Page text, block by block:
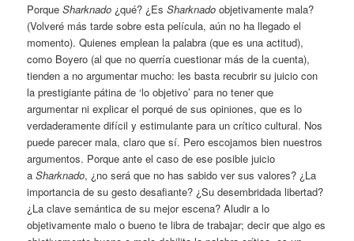
PorqueSharknado ¿qué? ¿EsSharknado objetivamente mala?
(Volveré más tarde sobre esta película, aún no ha llegado el
momento). Quienes emplean la palabra (que es una actitud),
como Boyero (al que no querría cuestionar más de la cuenta),
tienden a no argumentar mucho: les basta recubrir su juicio con
la prestigiante pátina de ‘lo objetivo’ para no tener que
argumentar ni explicar el porqué de sus opiniones, que es lo
verdaderamente difícil y estimulante para un crítico cultural. Nos
puede parecer mala, claro que sí. Pero escojamos bien nuestros
argumentos. Porque ante el caso de ese posible juicio
aSharknado, ¿no será que no has sabido ver sus valores? ¿La
importancia de su gesto desafiante? ¿Su desembridada libertad?
¿La clave semántica de su mejor escena? Aludir a lo
objetivamente malo o bueno te libra de trabajar; decir que algo es